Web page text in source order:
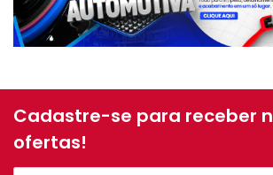
Cadastre-se para receber
ofertas!